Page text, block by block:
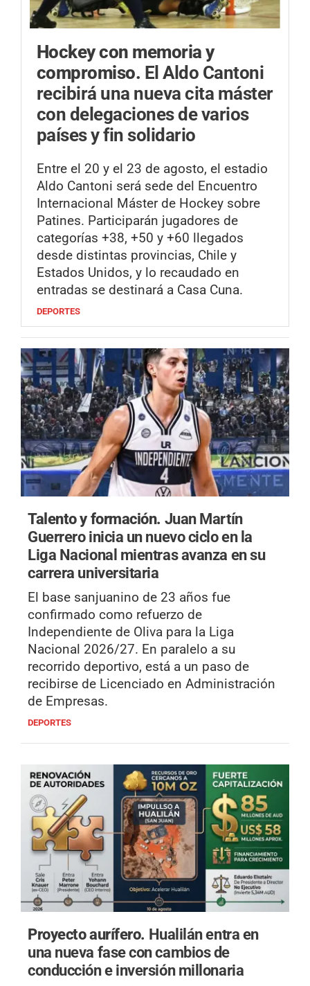
Hockey con memoria y
compromiso. El Aldo Cantoni
recibirá una nueva cita máster
con delegaciones de varios
países y fin solidario
Entre el 20 y el 23 de agosto, el estadio
Aldo Cantoni será sede del Encuentro
Internacional Máster de Hockey sobre
Patines. Participarán jugadores de
categorías +38, +50 y +60 llegados
desde distintas provincias, Chile y
Estados Unidos, y lo recaudado en
entradas se destinará a Casa Cuna.
DEPORTES
Talento y formación. Juan Martín
Guerrero inicia un nuevo ciclo en la
Liga Nacional mientras avanza en su
carrera universitaria
El base sanjuanino de 23 años fue
confirmado como refuerzo de
Independiente de Oliva para la Liga
Nacional 2026/27. En paralelo a su
recorrido deportivo, está a un paso de
recibirse de Licenciado en Administración
de Empresas.
DEPORTES
Proyecto aurífero. Hualilán entra en
una nueva fase con cambios de
conducción e inversión millonaria